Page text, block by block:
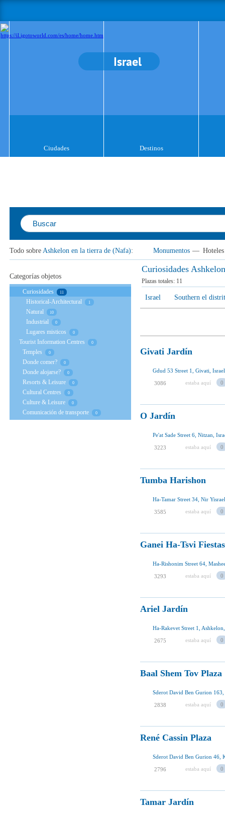
Israel
Ciudades Destinos
Todo sobre Ashkelon en la tierra de (Nafa): Monumentos — Hoteles
Curiosidades
Plazas totales: 11
Israel Southern el
Givati ​​Jardín
Gdud 53 Street 1, Givati, Israel
3086 estaba aquí 0
O Jardín
Pe'at Sade Street 6, Nitzan,
3223 estaba aquí 0
Tumba Harishon
Ha-Tamar Street 34, Nir
3585 estaba aquí 0
Ganei Ha-Tsvi
Ha-Rishonim Street 64,
3293 estaba aquí 0
Ariel Jardín
Ha-Rakevet Street 1,
2675 estaba aquí 0
Baal Shem Tov Plaza
Sderot David Ben Gurion
2838 estaba aquí 0
René Cassin Plaza
Sderot David Ben Gurion 46,
2796 estaba aquí 0
Tamar Jardín
Categorías objetos
Curiosidades 11
Historical-Architectural 1
Natural 10
Industrial 0
Lugares misticos 0
Tourist Information Centres 0
Temples 0
Donde comer? 0
Donde alojarse? 0
Resorts & Leisure 0
Cultural Centres 0
Culture & Leisure 0
Comunicación de transporte 0